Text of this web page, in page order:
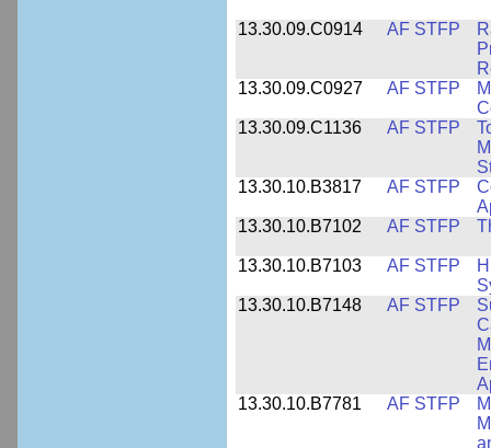
13.30.09.C0914 AF STFP
13.30.09.C0927
AF STFP
13.30.09.C1136
AF STFP
13.30.10.B3817
AF STFP
13.30.10.B7102
AF STFP
13.30.10.B7103 AF STFP
13.30.10.B7148
AF STFP
13.30.10.B7781
AF STFP